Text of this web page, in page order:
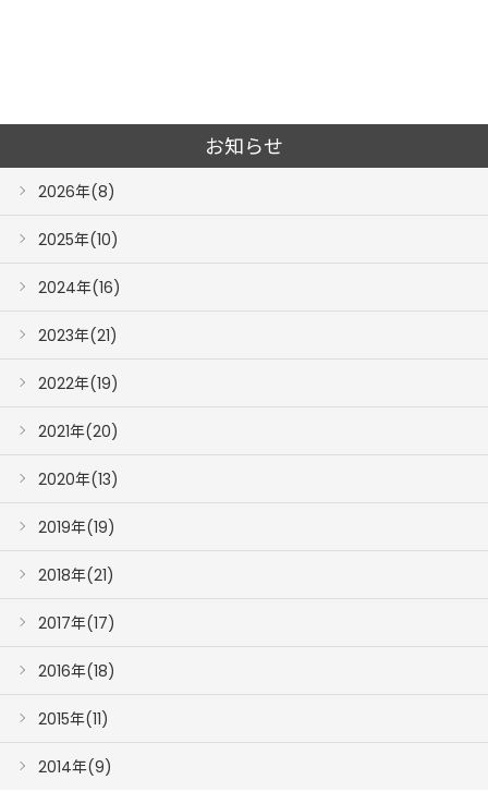
お知らせ
2026年(8)
2025年(10)
2024年(16)
2023年(21)
2022年(19)
2021年(20)
2020年(13)
2019年(19)
2018年(21)
2017年(17)
2016年(18)
2015年(11)
2014年(9)